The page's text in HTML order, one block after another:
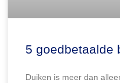
5 goedbetaalde
Duiken is meer dan